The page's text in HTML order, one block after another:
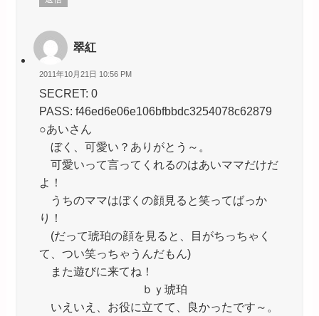
翠紅
2011年10月21日 10:56 PM
SECRET: 0
PASS: f46ed6e06e106bfbbdc3254078c62879
○あいさん
ぼく、可愛い？ありがとう～。
可愛いって言ってくれるのはあいママだけだ
よ！
うちのママはぼくの顔見ると笑ってばっか
り！
(だって琥珀の顔を見ると、目がちっちゃく
て、つい笑っちゃうんだもん)
また遊びに来てね！
ｂｙ琥珀
いえいえ、お役に立てて、良かったです～。